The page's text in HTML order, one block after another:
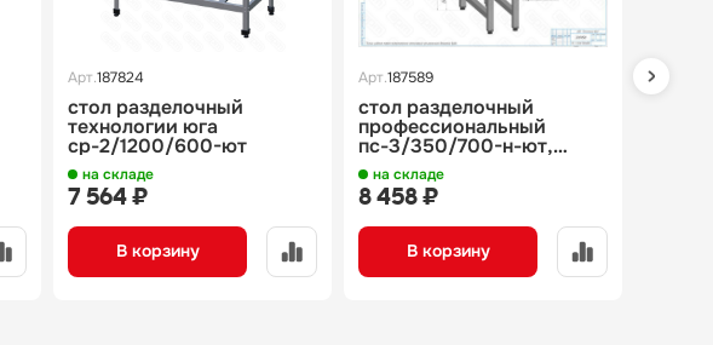
Арт.187824
стол разделочный
технологии юга
ср-2/1200/600-ют
на складе
7 564 ₽
В корзину
Арт.187589
стол разделочный
профессиональный
пс-3/350/700-н-ют,
эскиз э20958
на складе
8 458 ₽
В корзину
Арт.